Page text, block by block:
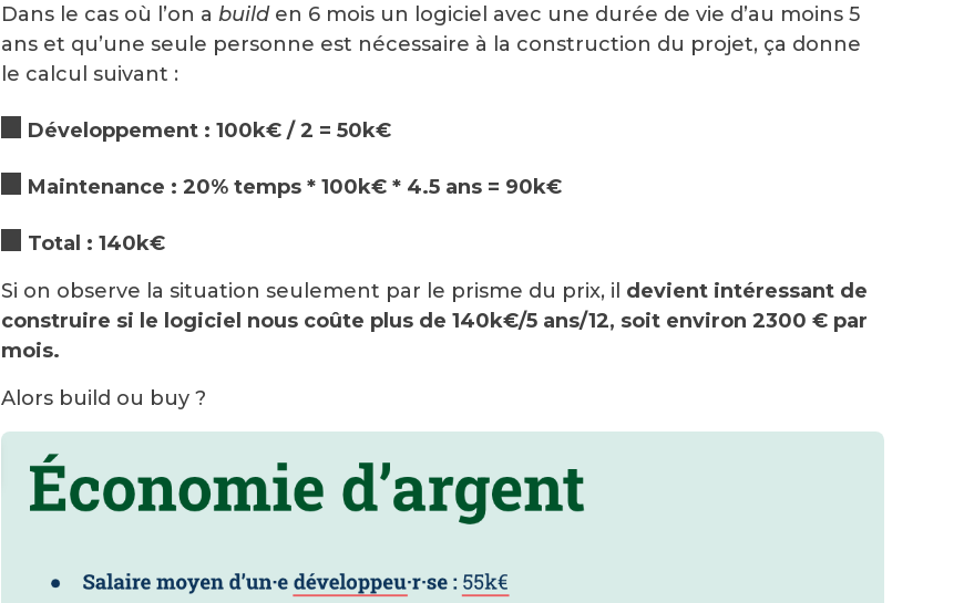
Dans le cas où l’on a builden 6 mois un logiciel avec une durée de vie d’au moins 5
ans et qu’une seule personne est nécessaire à la construction du projet, ça donne
le calcul suivant :
Développement : 100k€ / 2 = 50k€
Maintenance : 20% temps * 100k€ * 4.5 ans = 90k€
Total : 140k€
Si on observe la situation seulement par le prisme du prix, il devient intéressant de
construire si le logiciel nous coûte plus de 140k€/5 ans/12, soit environ 2300 € par
mois.
Alors build ou buy ?